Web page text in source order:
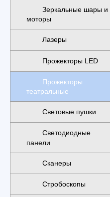
Зеркальные шары и
моторы
Лазеры
Прожекторы LED
Прожекторы
театральные
Световые пушки
Светодиодные
панели
Сканеры
Стробоскопы